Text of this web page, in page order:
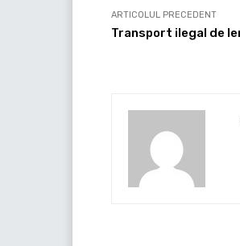
ARTICOLUL PRECEDENT
Transport ilegal de